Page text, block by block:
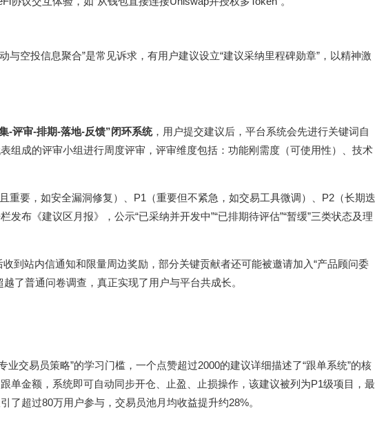
与空投信息聚合”是常见诉求，有用户建议设立“建议采纳里程碑勋章”，以精神激
-评审-排期-落地-反馈”闭环系统，用户提交建议后，平台系统会先进行关键词自
组成的评审小组进行周度评审，评审维度包括：功能刚需度（可使用性）、技术
重要，如安全漏洞修复）、P1（重要但不紧急，如交易工具微调）、P2（长期迭
布《建议区月报》，公示“已采纳并开发中”“已排期待评估”“暂缓”三类状态及理
到站内信通知和限量周边奖励，部分关键贡献者还可能被邀请加入“产品顾问委
了普通问卷调查，真正实现了用户与平台共成长。
交易员策略”的学习门槛，一个点赞超过2000的建议详细描述了“跟单系统”的核
单金额，系统即可自动同步开仓、止盈、止损操作，该建议被列为P1级项目，最
超过80万用户参与，交易员池月均收益提升约28%。